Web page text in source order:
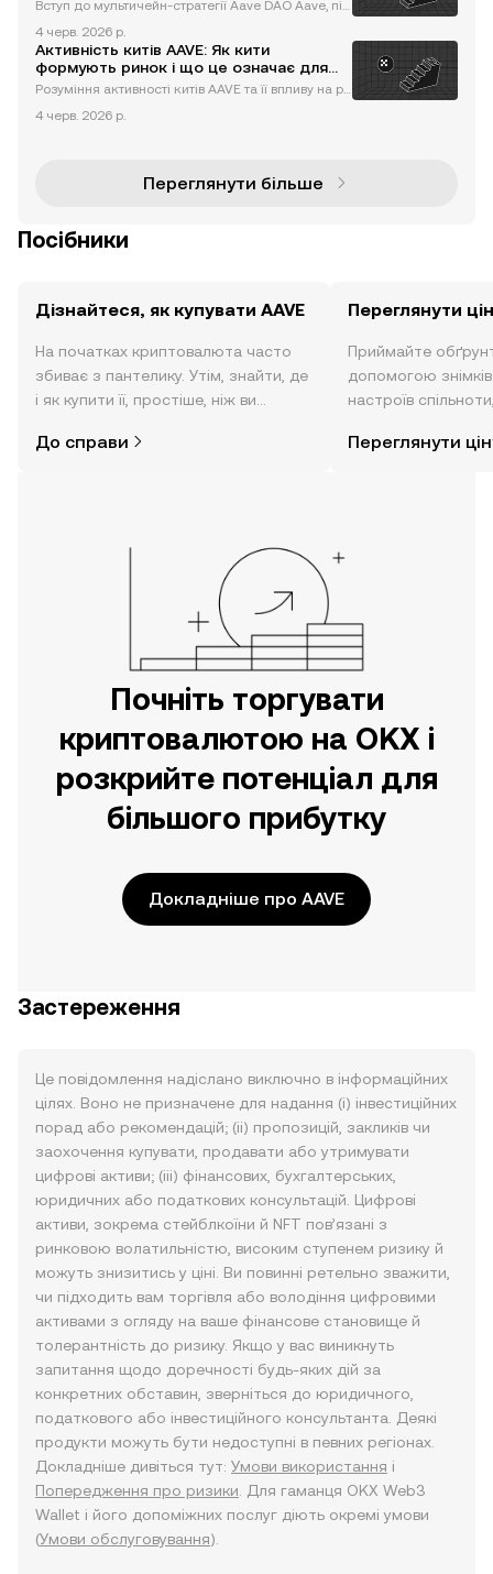
Вступ до мультичейн-стратегії Aave DAO Aave, піо
стійно розширює межі інновацій у криптовалютно
му просторі. Працюючи в рамках структури децен
тралізовано
4 черв. 2026 р.
Активність китів AAVE: Як кити
формують ринок і що це означає для
інвесторів
Розуміння активності китів AAVE та її впливу на ри
х фінансів (DeFi), став центром значної активності
4 черв. 2026 р.
Переглянути більше
Посібники
Дізнайтеся, як купувати AAVE
На початках криптовалюта часто
збиває з пантелику. Утім, знайти, де
і як купити її, простіше, ніж ви
за допомогою застосунку OKX для
До справи
Переглянути
Приймайте
допомогою знімків
настроїв
Переглянути
Почніть торгувати
криптовалютою на OKX і
розкрийте потенціал для
більшого прибутку
Докладніше про AAVE
Застереження
Це повідомлення надіслано виключно в інформаційних
цілях. Воно не призначене для надання (i) інвестиційних
порад або рекомендацій; (ii) пропозицій, закликів чи
заохочення купувати, продавати або утримувати
цифрові активи; (iii) фінансових, бухгалтерських,
юридичних або податкових консультацій. Цифрові
активи, зокрема стейблкоїни й NFT пов’язані з
ринковою волатильністю, високим ступенем ризику й
можуть знизитись у ціні. Ви повинні ретельно зважити,
чи підходить вам торгівля або володіння цифровими
активами з огляду на ваше фінансове становище й
толерантність до ризику. Якщо у вас виникнуть
запитання щодо доречності будь-яких дій за
конкретних обставин, зверніться до юридичного,
податкового або інвестиційного консультанта. Деякі
продукти можуть бути недоступні в певних регіонах.
Докладніше дивіться тут: Умови використання і
Попередження про ризики . Для гаманця OKX Web3
Wallet і його допоміжних послуг діють окремі умови
(Умови обслуговування).